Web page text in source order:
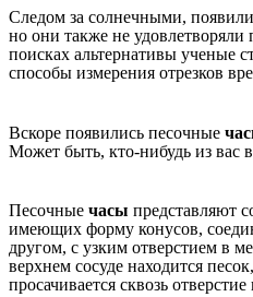
Следом за солнечными,
но они также не удовлетворяли
поисках альтернативы ученые
способы измерения отрезков
Вскоре появились песочные
Может быть, кто-нибудь из вас
Песочные часы представляют
имеющих форму конусов,
другом, с узким отверстием в
верхнем сосуде находится
просачивается сквозь